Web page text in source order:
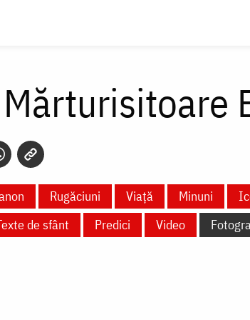
Rugăciuni Viață Minuni
de sfânt Predici Video